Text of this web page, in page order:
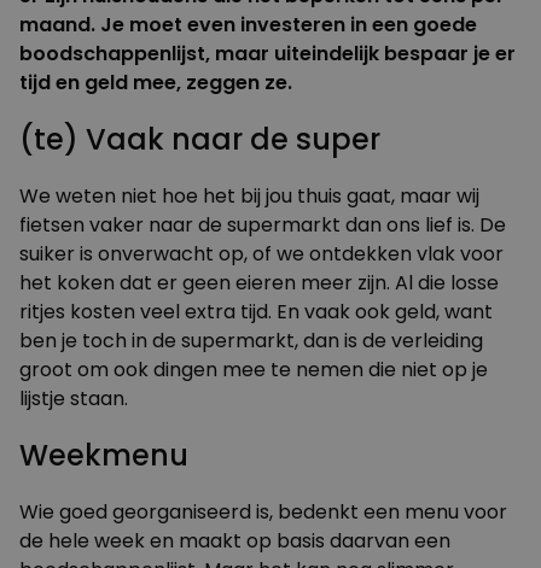
maand. Je moet even investeren in een goede
boodschappenlijst, maar uiteindelijk bespaar je er
tijd en geld mee, zeggen ze.
(te) Vaak naar de super
We weten niet hoe het bij jou thuis gaat, maar wij
fietsen vaker naar de supermarkt dan ons lief is. De
suiker is onverwacht op, of we ontdekken vlak voor
het koken dat er geen eieren meer zijn. Al die losse
ritjes kosten veel extra tijd. En vaak ook geld, want
ben je toch in de supermarkt, dan is de verleiding
groot om ook dingen mee te nemen die niet op je
lijstje staan.
Weekmenu
Wie goed georganiseerd is, bedenkt een menu voor
de hele week en maakt op basis daarvan een